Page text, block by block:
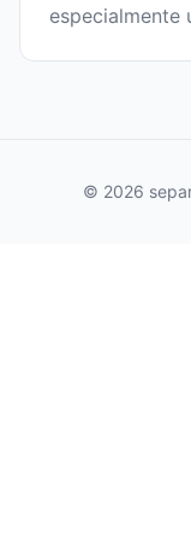
especialmente
© 2026